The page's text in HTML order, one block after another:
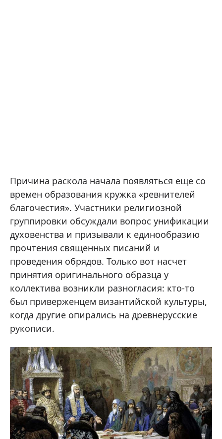
Причина раскола начала появляться еще со
времен образования кружка «ревнителей
благочестия». Участники религиозной
группировки обсуждали вопрос унификации
духовенства и призывали к единообразию
прочтения священных писаний и
проведения обрядов. Только вот насчет
принятия оригинального образца у
коллектива возникли разногласия: кто-то
был приверженцем византийской культуры,
когда другие опирались на древнерусские
рукописи.